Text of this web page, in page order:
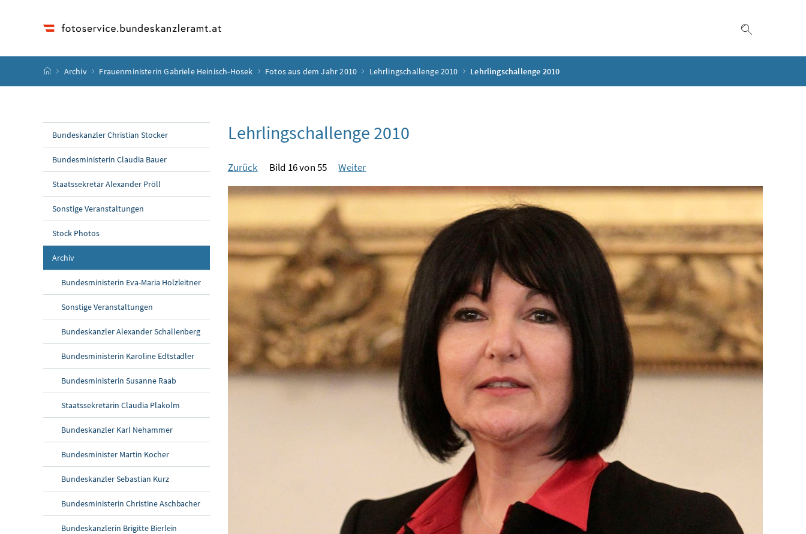
Startseite
Archiv Frauenministerin Gabriele Heinisch-Hosek Fotos aus dem Jahr 2010 Lehrlingschallenge 2010 Lehrlingschallenge 2010
Bundeskanzler Christian Stocker
Bundesministerin Claudia Bauer
Staatssekretär Alexander Pröll
Sonstige Veranstaltungen
Stock Photos
Archiv
Bundesministerin Eva-Maria Holzleitner
Sonstige Veranstaltungen
Bundeskanzler Alexander Schallenberg
Bundesministerin Karoline Edtstadler
Bundesministerin Susanne Raab
Staatssekretärin Claudia Plakolm
Bundeskanzler Karl Nehammer
Bundesminister Martin Kocher
Bundeskanzler Sebastian Kurz
Bundesministerin Christine Aschbacher
Bundeskanzlerin Brigitte Bierlein
Lehrlingschallenge 2010
Zurück Bild 16 von 55 Weiter